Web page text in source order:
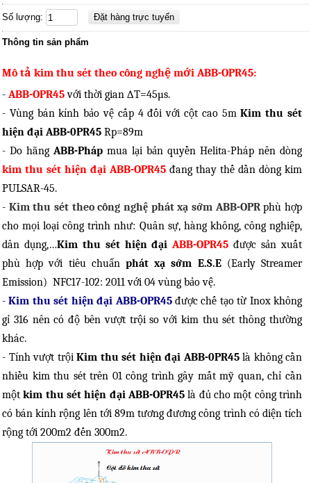
Số lượng:
Thông tin sản phẩm
Mô tả kim thu sét theo công nghệ mới ABB-OPR45:
- ABB-OPR45 với thời gian ∆T=45µs.
- Vùng bán kính bảo vệ cấp 4 đối với cột cao 5mKim thu sét
hiện đại ABB-0PR45 Rp=89m
- Do hãng ABB-Pháp mua lại bản quyền Helita-Pháp nên dòng
kim thu sét hiện đại ABB-OPR45 đang thay thế dần dòng kim
PULSAR-45.
- Kim thu sét theo công nghệ phát xạ sớm ABB-OPRphù hợp
cho mọi loại công trình như: Quân sự, hàng không, công nghiệp,
dân dụng,…Kim thu sét hiện đạiABB-OPR45 được sản xuất
phù hợp với tiêu chuẩn phát xạ sớm E.S.E(Early Streamer
Emission) NFC17-102: 2011 với 04 vùng bảo vệ.
-Kim thu sét hiện đại ABB-OPR45được chế tạo từ Inox không
gỉ 316 nên có độ bên vượt trội so với kim thu sét thông thường
khác.
- Tính vượt trội Kim thu sét hiện đại ABB-0PR45là không cần
nhiều kim thu sét trên 01 công trình gây mất mỹ quan, chỉ cần
mộtkim thu sét hiện đại ABB-OPR45 là đủ cho một công trình
có bán kính rộng lên tới 89m tương đương công trình có diện tích
rộng tới 200m2 đến 300m2.